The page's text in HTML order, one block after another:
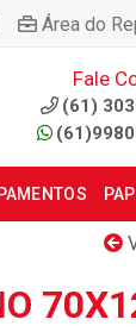
Área do
Fale
(61)